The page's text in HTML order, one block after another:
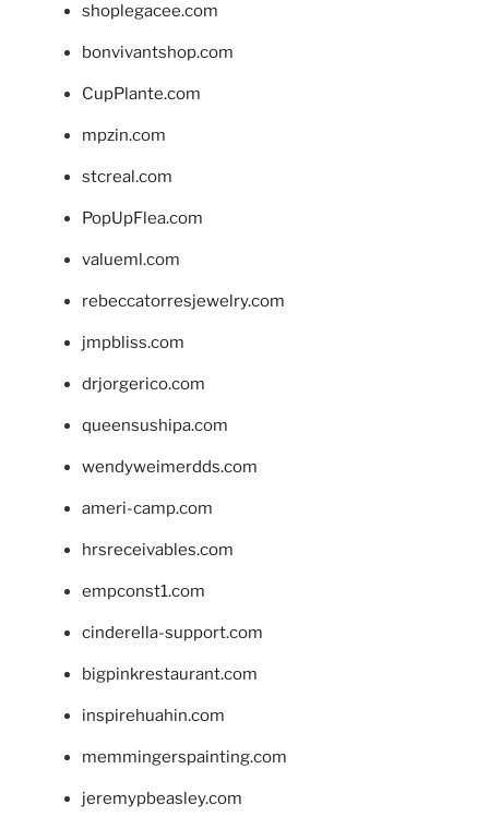
shoplegacee.com
bonvivantshop.com
CupPlante.com
mpzin.com
stcreal.com
PopUpFlea.com
valueml.com
rebeccatorresjewelry.com
jmpbliss.com
drjorgerico.com
queensushipa.com
wendyweimerdds.com
ameri-camp.com
hrsreceivables.com
empconst1.com
cinderella-support.com
bigpinkrestaurant.com
inspirehuahin.com
memmingerspainting.com
jeremypbeasley.com